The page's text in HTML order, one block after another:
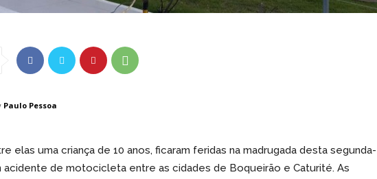
Paulo Pessoa
elas uma criança de 10 anos, ficaram feridas na madrugada desta segunda-
acidente de motocicleta entre as cidades de Boqueirão e Caturité. As